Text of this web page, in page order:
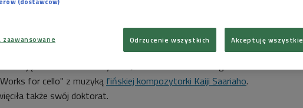
ale i znawczynią twórczości Kajii Saariaho, której poświęciła
Alenavlad
obecnie w Londynie - Joanna Gutowska - nagrała
for cello" z muzyką fińskiej kompozytorki Kaiji Saariaho.
także swój doktorat.
Odrzucenie wszystkich Akceptuję wszystkie